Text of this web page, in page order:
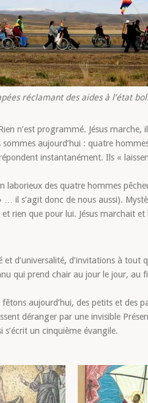
réclamant des aides à l’état
n’est programmé. Jésus marche,
aujourd’hui : quatre
instantanément. Ils «
laborieux des quatre hommes
il s’agit donc de nous aussi).
rien que pour lui. Jésus marchait et
et d’universalité, d’invitations à tout
qui prend chair au jour le jour, au
aujourd’hui, des petits et des
déranger par une invisible
s’écrit un cinquième évangile.